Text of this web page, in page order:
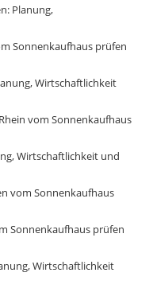
Planung,
Sonnenkaufhaus prüfen
Wirtschaftlichkeit
vom Sonnenkaufhaus
Wirtschaftlichkeit und
vom Sonnenkaufhaus
Sonnenkaufhaus prüfen
Wirtschaftlichkeit